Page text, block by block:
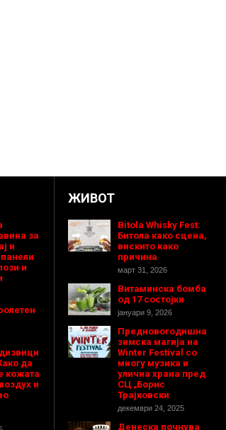
за
и
и
да
кожата
и
ЖИВОТ
Bitola Whisky Fest:
Битола како сцена,
вискито како
причина
март 31, 2026
Витаминска бомба
од 17 состојки
јануари 9, 2026
Предновогодишнa
зимска магија на
Winter Festival со
многу музика и
улична храна пред
СЦ „Борис
Трајковски
декември 24, 2025
Денеска почнува